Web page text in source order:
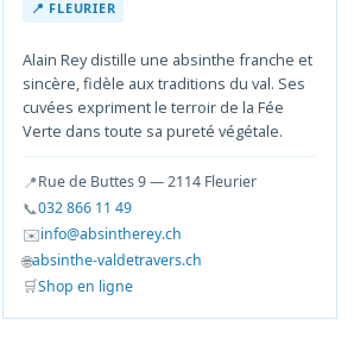
📍 FLEURIER
Alain Rey distille une absinthe franche et
sincère, fidèle aux traditions du val. Ses
cuvées expriment le terroir de la Fée
Verte dans toute sa pureté végétale.
📍Rue de Buttes 9 — 2114 Fleurier
📞032 866 11 49
✉️info@absintherey.ch
🌐absinthe-valdetravers.ch
🛒Shop en ligne